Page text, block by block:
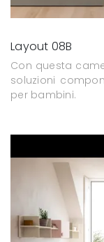
Layout 08B
Con questa
soluzioni
per bambini.